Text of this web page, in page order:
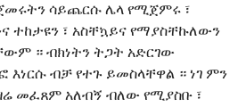
ሳይጨርሱ ሌላ የሚጀምሩ ፣
፣ አስቸኳይና የማያስቸኩለውን
። ብክነትን ትጋት አድርገው
ብቻ የተጉ ይመስላቸዋል ። ነገ ምን
መፈጸም አለብኝ ብለው የሚያስቡ ፣